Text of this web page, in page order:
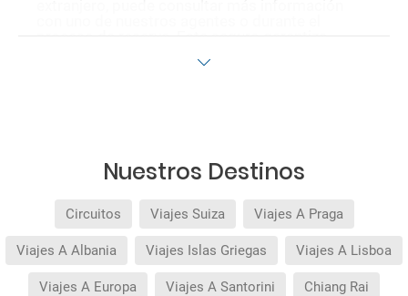
si quiere reforzar esta asistencia tiene que
Quedan excluidos los productos de terceros de
esta promoción.Nuestros Destinos
Circuitos Viajes Suiza Viajes A Praga
Viajes A Albania Viajes Islas Griegas Viajes A Lisboa
Viajes A Europa Viajes A Santorini Chiang Rai